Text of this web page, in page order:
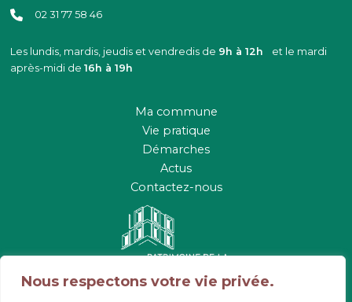
Nous respectons votre vie privée.
02 31 77 58 46
Les lundis, mardis, jeudis et vendredis de 9h à 12h et le mardi
après-midi de16h à 19h
Ma commune
Vie pratique
Démarches
Actus
Contactez-nous